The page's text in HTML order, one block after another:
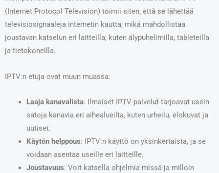
(Internet Protocol Television) toimii siten, että se lähettää
televisiosignaaleja internetin kautta, mikä mahdollistaa
joustavan katselun eri laitteilla, kuten älypuhelimilla, tableteilla
ja tietokoneilla.
IPTV:n etuja ovat muun muassa:
Laaja kanavalista: Ilmaiset IPTV-palvelut tarjoavat usein
satoja kanavia eri aihealueilta, kuten urheilu, elokuvat ja
uutiset.
Käytön helppous: IPTV:n käyttö on yksinkertaista, ja se
voidaan asentaa useille eri laitteille.
Joustavuus: Voit katsella ohjelmia missä ja milloin